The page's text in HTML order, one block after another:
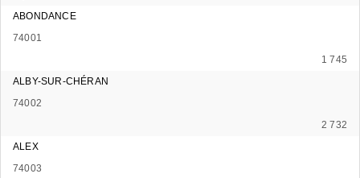
ABONDANCE
74001
1 745
ALBY-SUR-CHÉRAN
74002
2 732
ALEX
74003